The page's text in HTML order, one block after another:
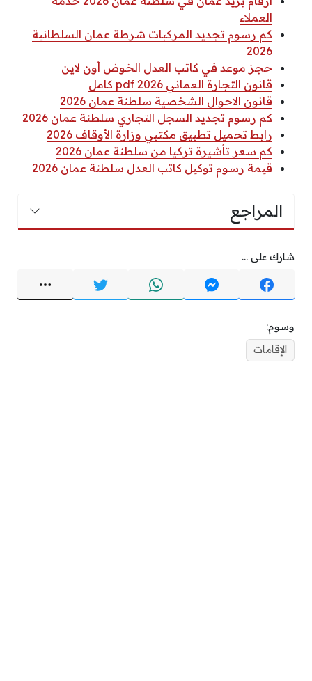
العملاء
كم رسوم تجديد المركبات شرطة عمان السلطانية
2026
حجز موعد في كاتب العدل الخوض أون لاين
قانون التجارة العماني 2026 pdf كامل
قانون الاحوال الشخصية سلطنة عمان 2026
كم رسوم تجديد السجل التجاري سلطنة عمان 2026
رابط تحميل تطبيق مكتبي وزارة الأوقاف 2026
كم سعر تأشيرة تركيا من سلطنة عمان 2026
قيمة رسوم توكيل كاتب العدل سلطنة عمان 2026
المراجع
شارك على ...
وسوم:
الإقامات